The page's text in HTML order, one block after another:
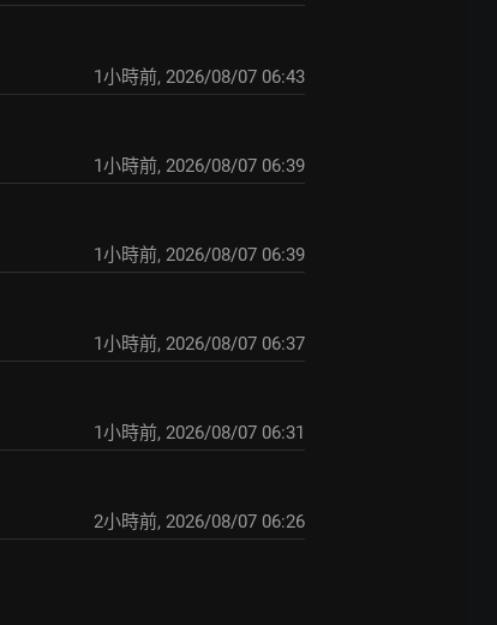
1小時前, 2026/08/07 06:43
1小時前, 2026/08/07 06:39
1小時前, 2026/08/07 06:39
1小時前, 2026/08/07 06:37
1小時前, 2026/08/07 06:31
2小時前, 2026/08/07 06:26